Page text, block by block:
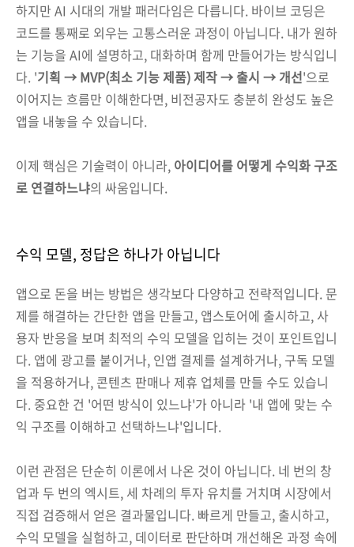
하지만 AI 시대의 개발 패러다임은 다릅니다. 바이브 코딩은
코드를 통째로 외우는 고통스러운 과정이 아닙니다. 내가 원하
는 기능을 AI에 설명하고, 대화하며 함께 만들어가는 방식입니
다. '기획 → MVP(최소 기능 제품) 제작 → 출시 → 개선'으로
이어지는 흐름만 이해한다면, 비전공자도 충분히 완성도 높은
앱을 내놓을 수 있습니다.
이제 핵심은 기술력이 아니라, 아이디어를 어떻게 수익화 구조
로 연결하느냐의 싸움입니다.
수익 모델, 정답은 하나가 아닙니다
앱으로 돈을 버는 방법은 생각보다 다양하고 전략적입니다. 문
제를 해결하는 간단한 앱을 만들고, 앱스토어에 출시하고, 사
용자 반응을 보며 최적의 수익 모델을 입히는 것이 포인트입니
다. 앱에 광고를 붙이거나, 인앱 결제를 설계하거나, 구독 모델
을 적용하거나, 콘텐츠 판매나 제휴 업체를 만들 수도 있습니
다. 중요한 건 '어떤 방식이 있느냐'가 아니라 '내 앱에 맞는 수
익 구조를 이해하고 선택하느냐'입니다.
이런 관점은 단순히 이론에서 나온 것이 아닙니다. 네 번의 창
업과 두 번의 엑시트, 세 차례의 투자 유치를 거치며 시장에서
직접 검증해서 얻은 결과물입니다. 빠르게 만들고, 출시하고,
수익 모델을 실험하고, 데이터로 판단하며 개선해온 과정 속에